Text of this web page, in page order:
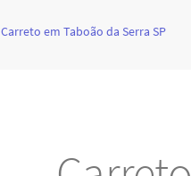
Carreto em Taboão da Serra SP